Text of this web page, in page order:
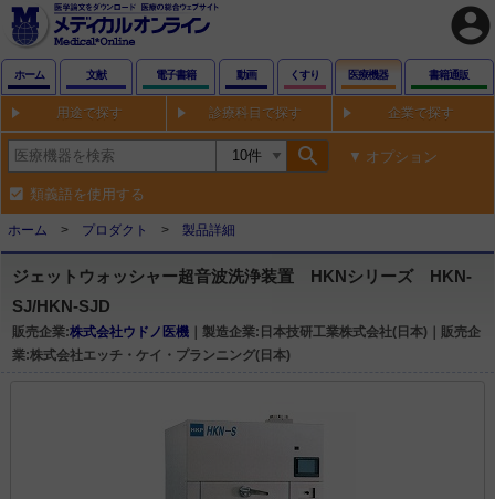
account_circle
ホーム 文献 電子書籍 動画 くすり 医療機器 書籍通販
用途で探す 診療科目で探す 企業で探す
search オプション
類義語を使用する
ホーム プロダクト 製品詳細
ジェットウォッシャー超音波洗浄装置 HKNシリーズ HKN-
SJ/HKN-SJD
販売企業:株式会社ウドノ医機 ｜製造企業:日本技研工業株式会社(日本)｜販売企
業:株式会社エッチ・ケイ・プランニング(日本)